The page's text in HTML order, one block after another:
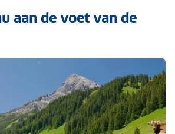
mooie regio
Parcs in een mooie
aan de voet van de